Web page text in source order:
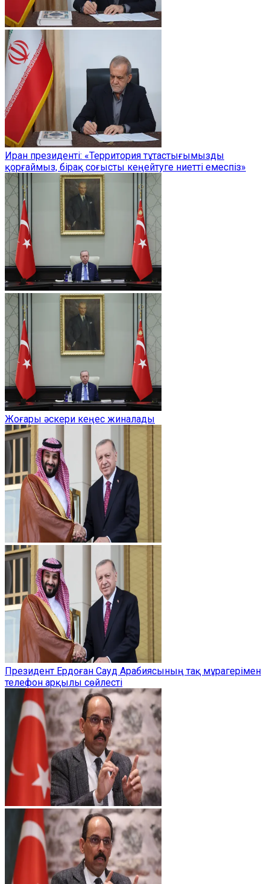
Иран президенті: «Территория тұтастығымызды
қорғаймыз, бірақ соғысты кеңейтуге ниетті емеспіз»
Жоғары әскери кеңес жиналады
Президент Ердоған Сауд Арабиясының тақ мұрагерімен
телефон арқылы сөйлесті